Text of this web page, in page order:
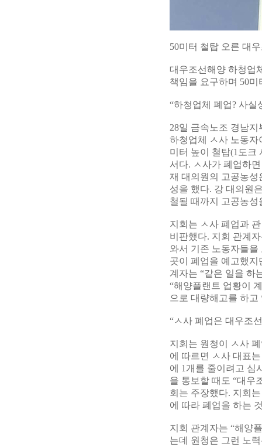
50미터 철탑 오른 대
대우조선해양 하청업
책임을 요구하며 50
“하청업체 폐업? 사실
28일 금속노조 경남
하청업체 ㅅ사 노동자
미터 높이 철탑(1도크
서다. ㅅ사가 폐업하
재 대의원의 고공농성
성을 했다. 강 대의원
철될 때까지 고공농성
지회는 ㅅ사 폐업과
비판했다. 지회 관계
와서 기존 노동자들을
곳이 폐업을 예고했
계자는 “같은 일을 하
“해양플랜트 업황이
으로 대량해고를 하고
“ㅅ사 폐업은 대우조
지회는 원청이 ㅅ사
에 따르면 ㅅ사 대표
에 1개를 줄이려고 심
을 통보할 때도 “대우
회는 주장했다. 지회
에 따라 폐업을 하는
지회 관계자는 “해양
는데 원청은 그런 노